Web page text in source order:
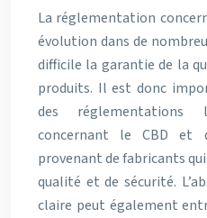
La réglementation
évolution dans de
difficile la garantie de la
produits. Il est donc
des réglementations
concernant le CBD et
provenant de fabricants
qualité et de sécurité.
claire peut également